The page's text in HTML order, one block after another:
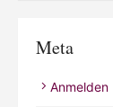
Meta
Anmelden